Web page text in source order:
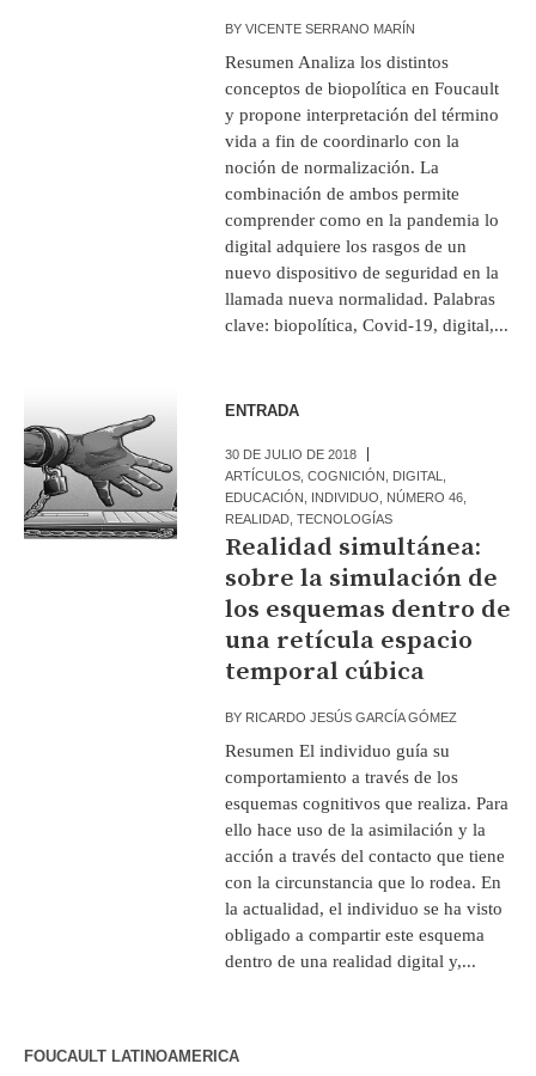
BYVICENTE SERRANO MARÍN
Resumen Analiza los distintos
conceptos de biopolítica en Foucault
y propone interpretación del término
vida a fin de coordinarlo con la
noción de normalización. La
combinación de ambos permite
comprender como en la pandemia lo
digital adquiere los rasgos de un
nuevo dispositivo de seguridad en la
llamada nueva normalidad. Palabras
clave: biopolítica, Covid-19, digital,...
ENTRADA
30 DE JULIO DE 2018
ARTÍCULOS ,COGNICIÓN DIGITAL
EDUCACIÓN
INDIVIDUO NÚMERO 46
REALIDAD ,TECNOLOGÍAS
Realidad simultánea:
sobre la simulación de
los esquemas dentro de
una retícula espacio
temporal cúbica
BY RICARDO JESÚS GARCÍA GÓMEZ
Resumen El individuo guía su
comportamiento a través de los
esquemas cognitivos que realiza. Para
ello hace uso de la asimilación y la
acción a través del contacto que tiene
con la circunstancia que lo rodea. En
la actualidad, el individuo se ha visto
obligado a compartir este esquema
dentro de una realidad digital y,...
FOUCAULT LATINOAMERICA